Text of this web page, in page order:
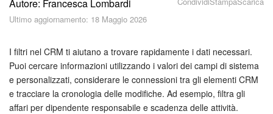
Piani e pagamento
Come iniziare?
CoPilot: IA in Bitrix24
Autore: Francesca Lombardi
Ultimo aggiornamento: 18 Maggio 2026
I filtri nel CRM ti aiutano a trovare rapidamente i dati necessari.
Puoi cercare informazioni utilizzando i valori dei campi di sistema
e personalizzati, considerare le connessioni tra gli elementi CRM
e tracciare la cronologia delle modifiche. Ad esempio, filtra gli
affari per dipendente responsabile e scadenza delle attività.